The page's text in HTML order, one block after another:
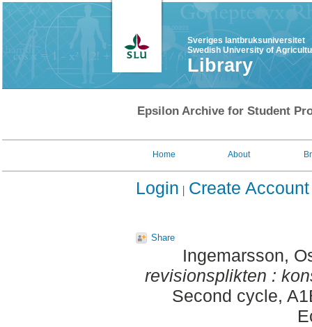
Sveriges lantbruksuniversitet
Swedish University of
Library
Epsilon Archive for Student
Home About
Login Create Account
Share
Ingemarsson,
revisionsplikten :
Second cycle,